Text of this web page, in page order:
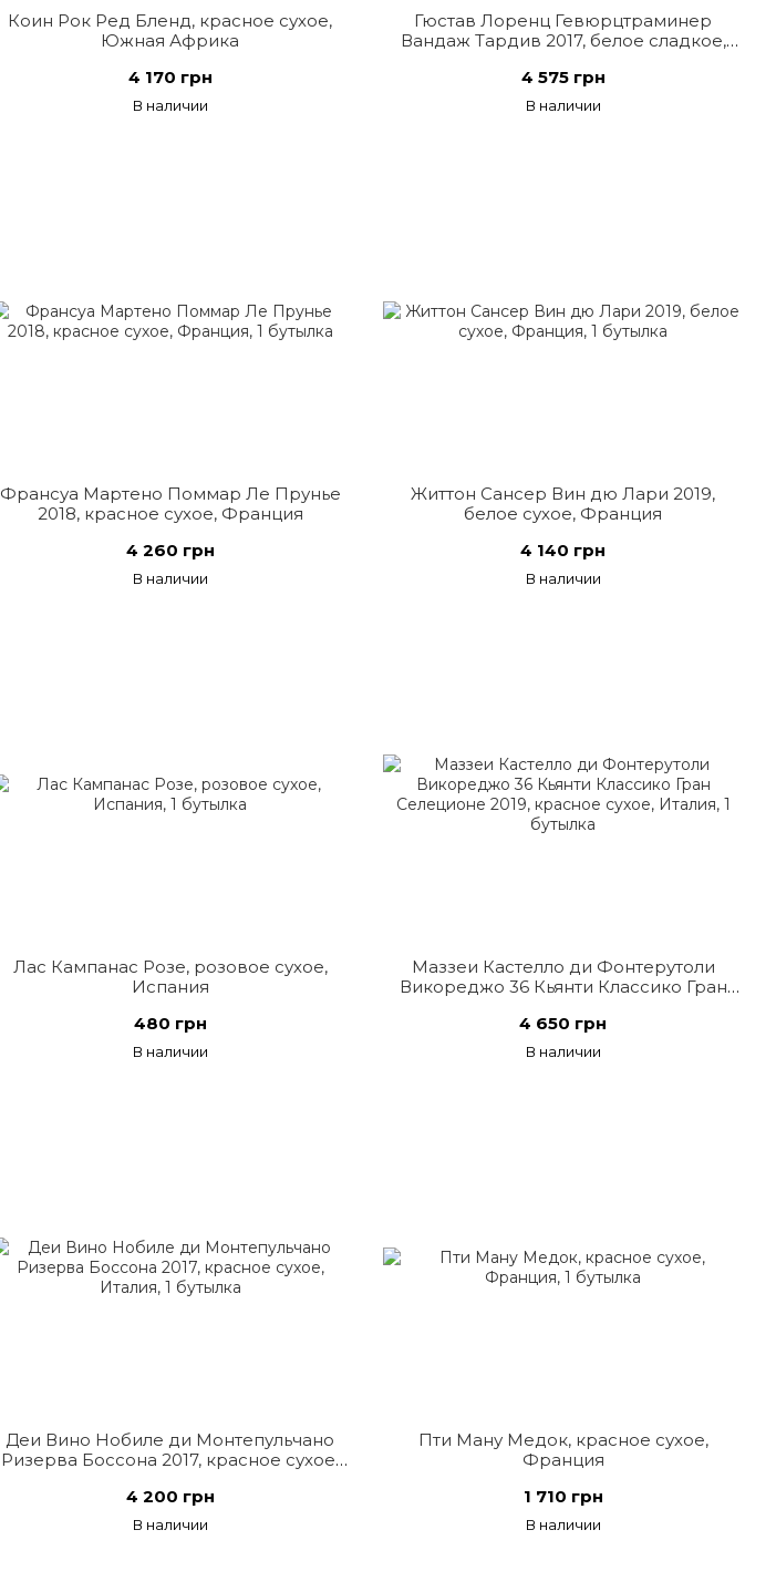
Коин Рок Ред Бленд, красное сухое,
Южная Африка
4 170 грн
В наличии
Гюстав Лоренц Гевюрцтраминер
Вандаж Тардив 2017, белое сладкое,
4 575 грн
В наличии
Франсуа Мартено Поммар Ле Прунье
2018, красное сухое, Франция
4 260 грн
В наличии
Життон Сансер Вин дю Лари 2019,
белое сухое, Франция
4 140 грн
В наличии
Лас Кампанас Розе, розовое сухое,
Испания
480 грн
В наличии
Маззеи Кастелло ди Фонтерутоли
Викореджо 36 Кьянти Классико Гран
4 650 грн
В наличии
Деи Вино Нобиле ди Монтепульчано
Ризерва Боссона 2017, красное сухое,
4 200 грн
В наличии
Пти Ману Медок, красное сухое,
Франция
1 710 грн
В наличии